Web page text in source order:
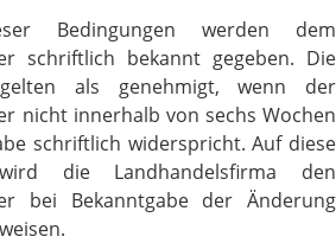
Bedingungen werden dem
schriftlich bekannt gegeben. Die
als genehmigt, wenn der
nicht innerhalb von sechs Wochen
schriftlich widerspricht. Auf diese
die Landhandelsfirma den
bei Bekanntgabe der Änderung